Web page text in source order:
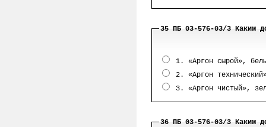
35 ПБ 03-576-03/3 Каким
1. «Аргон сырой»,
2. «Аргон
3. «Аргон чистый»,
36 ПБ 03-576-03/3 Каким